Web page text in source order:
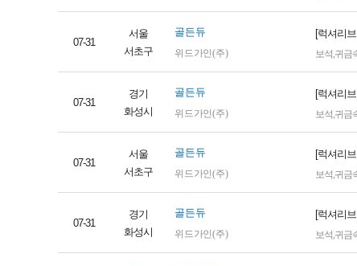
07-31
서울
서초구
골든듀
위드가인(주)
[럭셔리
보석,귀금
07-31
경기
화성시
골든듀
위드가인(주)
[럭셔리
보석,귀금
07-31
서울
서초구
골든듀
위드가인(주)
[럭셔리
보석,귀금
07-31
경기
화성시
골든듀
위드가인(주)
[럭셔리
보석,귀금